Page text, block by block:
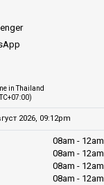
in Thailand
2026, 09:12pm
08am - 12am
08am - 12am
08am - 12am
08am - 12am